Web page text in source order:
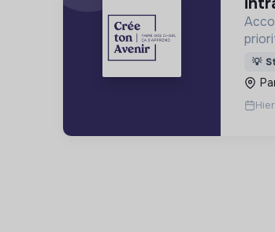
💡
Hier